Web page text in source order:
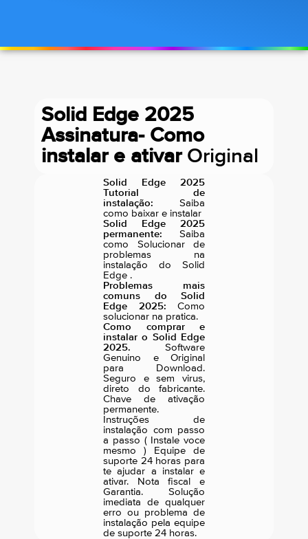
Solid Edge 2025
Assinatura- Como
instalar e ativarOriginal
Solid Edge 2025
Tutorial de
instalação: Saiba
como baixar e instalar
Solid Edge 2025
permanente: Saiba
como Solucionar de
problemas na
instalação do Solid
Edge .
Problemas mais
comuns do Solid
Edge 2025: Como
solucionar na pratica.
Como comprar e
instalar o Solid Edge
2025. Software
Genuino e Original
para Download.
Seguro e sem virus,
direto do fabricante.
Chave de ativação
permanente.
Instruções de
instalação com passo
a passo ( Instale voce
mesmo ) Equipe de
suporte 24 horas para
te ajudar a instalar e
ativar. Nota fiscal e
Garantia. Solução
imediata de qualquer
erro ou problema de
instalação pela equipe
de suporte 24 horas.